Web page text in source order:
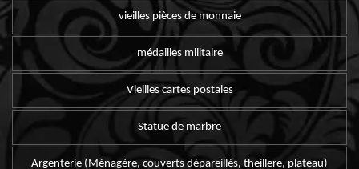
vieilles pièces de monnaie
médailles militaire
Vieilles cartes postales
Statue de marbre
Argenterie (Ménagère, couverts dépareillés, theillere, plateau)